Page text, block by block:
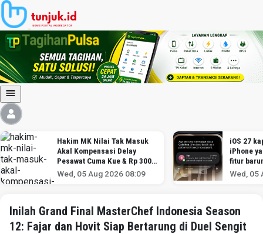
Hakim MK Nilai Tak Masuk
Akal Kompensasi Delay
Pesawat Cuma Kue & Rp 300
Ribu
Wed, 05 Aug 2026 08:09
iOS 27
iPhone
fitur
Wed, 05
Inilah Grand Final MasterChef Indonesia Season
12: Fajar dan Hovit Siap Bertarung di Duel Sengit